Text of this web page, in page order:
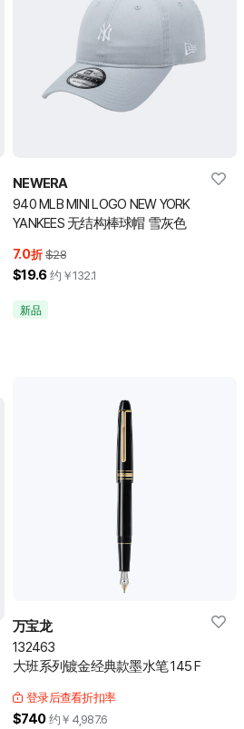
NEWERA
940 MLB MINI LOGO NEW YORK
YANKEES 无结构棒球帽 雪灰色
7.0折 $28
$19.6 约￥132.1
新品
万宝龙
132463
大班系列镀金经典款墨水笔 145 F
登录后查看折扣率
$740 约￥ 4,987.6